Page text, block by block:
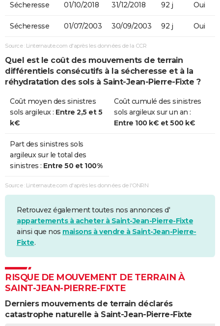
Sécheresse 01/10/2018 31/12/2018 92 j Oui
Sécheresse 01/07/2003 30/09/2003 92 j Oui
Source : Linternaute.com d'après les données de la CCR
Quel est le coût des mouvements de terrain
différentiels consécutifs à la sécheresse et à la
réhydratation des sols à Saint-Jean-Pierre-Fixte ?
Coût moyen des sinistres
sols argileux : Entre 2,5 et 5
k€
Coût cumulé des sinistres
sols argileux sur un an :
Entre 100 k€ et 500 k€
Part des sinistres sols
argileux sur le total des
sinistres : Entre 50 et 100%
Source : Linternaute.com d'après les données de l'ONRN
Retrouvez également toutes nos annonces d'
appartements à acheter à Saint-Jean-Pierre-Fixte
ainsi que nos maisons à vendre à Saint-Jean-Pierre-
Fixte.
RISQUE DE MOUVEMENT DE TERRAIN À
SAINT-JEAN-PIERRE-FIXTE
Derniers mouvements de terrain déclarés
catastrophe naturelle à Saint-Jean-Pierre-Fixte